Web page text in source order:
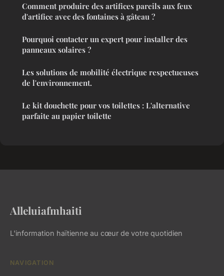
Comment produire des artifices pareils aux feux
d'artifice avec des fontaines à gâteau ?
Pourquoi contacter un expert pour installer des
panneaux solaires ?
Les solutions de mobilité électrique respectueuses
de l'environnement.
Le kit douchette pour vos toilettes : L'alternative
parfaite au papier toilette
Alleluiafmhaiti
L'information haïtienne au cœur de votre quotidien
NAVIGATION